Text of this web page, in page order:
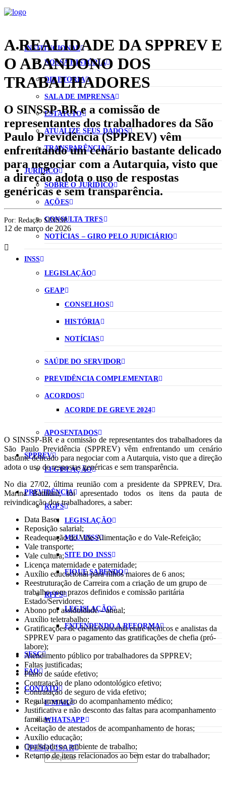
INSTITUCIONAL
NOSSA HISTÓRIA
DIRETORIA
SALA DE IMPRENSA
ESTATUTO
ATUALIZE SEUS DADOS
TRANSPARÊNCIA
JURÍDICO
SOBRE O JURÍDICO
AÇÕES
CONSULTA TRFS
NOTÍCIAS – GIRO PELO JUDICIÁRIO
INSS
LEGISLAÇÃO
GEAP
CONSELHOS
HISTÓRIA
NOTÍCIAS
SAÚDE DO SERVIDOR
PREVIDÊNCIA COMPLEMENTAR
ACORDOS
ACORDE DE GREVE 2024
APOSENTADOS
SPPREV
LEGISLAÇÃO
PREVIDÊNCIA
RGPS
LEGISLAÇÃO
MEU INSS
SITE DO INSS
FIQUE SABENDO
RPPS
LEGISLAÇÃO
ENTENDENDO A REFORMA
SESC
FAQ
CONTATO
E-MAIL
WHATSAPP
PESQUISAR
A REALIDADE DA SPPREV E
O ABANDONO DOS
TRABALHADORES
O SINSSP‑BR e a comissão de
representantes dos trabalhadores da São
Paulo Previdência (SPPREV) vêm
enfrentando um cenário bastante delicado
para negociar com a Autarquia, visto que
a direção adota o uso de respostas
genéricas e sem transparência.
Por: Redação SINSSP
12 de março de 2026
O SINSSP‑BR e a comissão de representantes dos trabalhadores da
São Paulo Previdência (SPPREV) vêm enfrentando um cenário
bastante delicado para negociar com a Autarquia, visto que a direção
adota o uso de respostas genéricas e sem transparência.
No dia 27/02, última reunião com a presidente da SPPREV, Dra.
Marina Battilani, foi apresentado todos os itens da pauta de
reivindicação dos trabalhadores, a saber:
Data Base;
Reposição salarial;
Readequação do Vale-Alimentação e do Vale-Refeição;
Vale transporte;
Vale cultura;
Licença maternidade e paternidade;
Auxílio educacional para filhos maiores de 6 anos;
Reestruturação de Carreira com a criação de um grupo de
trabalho com prazos definidos e comissão paritária
Estado/Servidores;
Abono por assiduidade – anual;
Auxílio teletrabalho;
Gratificações de chefia/isonomia entre técnicos e analistas da
SPPREV para o pagamento das gratificações de chefia (pró-
labore);
Atendimento público por trabalhadores da SPPREV;
Faltas justificadas;
Plano de saúde efetivo;
Contratação de plano odontológico efetivo;
Contratação de seguro de vida efetivo;
Regulamentação do acompanhamento médico;
Justificativa e não desconto das faltas para acompanhamento
familiar;
Aceitação de atestados de acompanhamento de horas;
Auxílio educação;
Qualidade no ambiente de trabalho;
Retorno de itens relacionados ao bem estar do trabalhador;